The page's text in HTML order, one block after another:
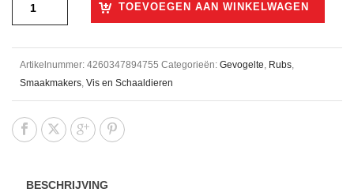
TOEVOEGEN AAN WINKELWAGEN
Artikelnummer: 4260347894755 Categorieën: Gevogelte, Rubs,
Smaakmakers, Vis en Schaaldieren
BESCHRIJVING